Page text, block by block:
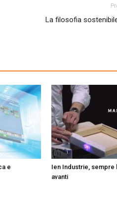
La filosofia
e
Ien Industrie, sempre
avanti